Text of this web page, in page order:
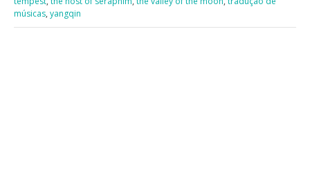
músicas, yangqin